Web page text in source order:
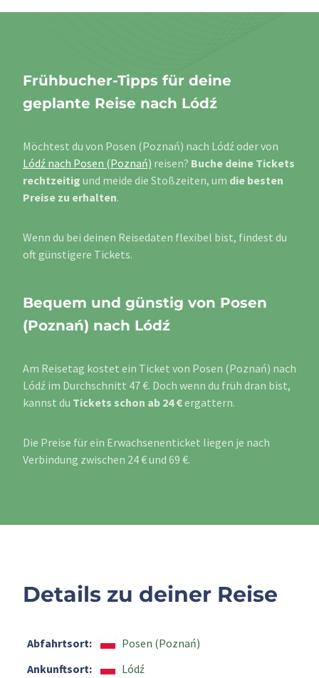
Frühbucher-Tipps für deine
geplante Reise nach Lódź
Möchtest du von Posen (Poznań) nach Lódź oder von
Lódź nach Posen (Poznań) reisen? Buche deine Tickets
rechtzeitig und meide die Stoßzeiten, um die besten
Preise zu erhalten.
Wenn du bei deinen Reisedaten flexibel bist, findest du
oft günstigere Tickets.
Bequem und günstig von Posen
(Poznań) nach Lódź
Am Reisetag kostet ein Ticket von Posen (Poznań) nach
Lódź im Durchschnitt 47 €. Doch wenn du früh dran bist,
kannst du Tickets schon ab 24 €ergattern.
Die Preise für ein Erwachsenenticket liegen je nach
Verbindung zwischen 24 € und 69 €.
Details zu deiner Reise
Abfahrtsort:
Posen (Poznań)
Ankunftsort:
Lódź